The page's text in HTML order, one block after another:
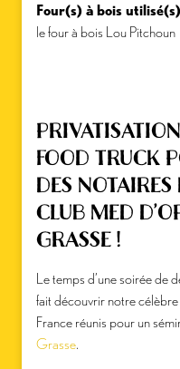
Four(s) à bois
le four à bois Lou Pitchoun
FOOD TRUCK
DES
CLUB MED
GRASSE !
Le temps d’une soirée de
fait découvrir notre
France réunis pour un
Grasse.